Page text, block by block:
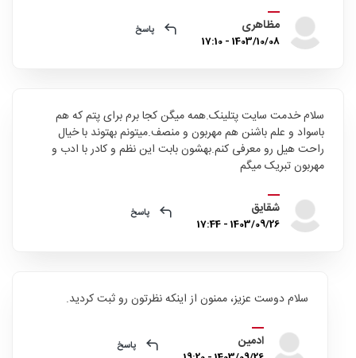
مظاهری
1403/10/08 - 17:10
پاسخ
سلام خدمت سایت پتلینک.همه میگن کجا برم برای پتم که هم
باسواد و علم باشنن هم مهربون و منصف.میتونم بهتوند با خیال
راحت هیل رو معرفی کنم.بهشون بابت این نظم و کادر با ادب و
مهربون تبریک میگم
شقایق
1403/09/26 - 17:44
پاسخ
سلام دوست عزیز، ممنون از اینکه نظرتون رو ثبت کردید.
ادمین پاسخ